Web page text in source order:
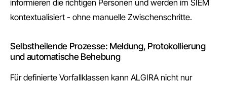
informieren die richtigen Personen und werden im SIEM
kontextualisiert - ohne manuelle Zwischenschritte.
Selbstheilende Prozesse: Meldung, Protokollierung
und automatische Behebung
Für definierte Vorfallklassen kann ALGIRA nicht nur